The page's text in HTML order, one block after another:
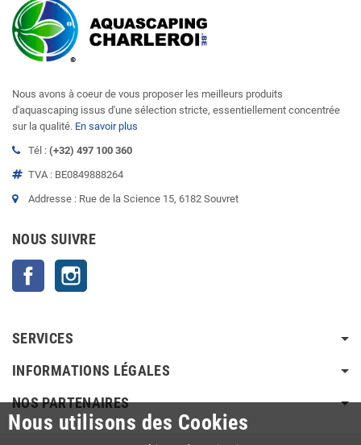
Nous avons à coeur de vous proposer les meilleurs produits
d'aquascaping issus d'une sélection stricte, essentiellement concentrée
sur la qualité. En savoir plus
Tél : (+32) 497 100 360
TVA : BE0849888264
Addresse : Rue de la Science 15, 6182 Souvret
NOUS SUIVRE
Facebook
SERVICES
INFORMATIONS LÉGALES
NOS PARTENAIRES
Nous utilisons des Cookies